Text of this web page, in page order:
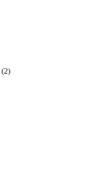
(2)